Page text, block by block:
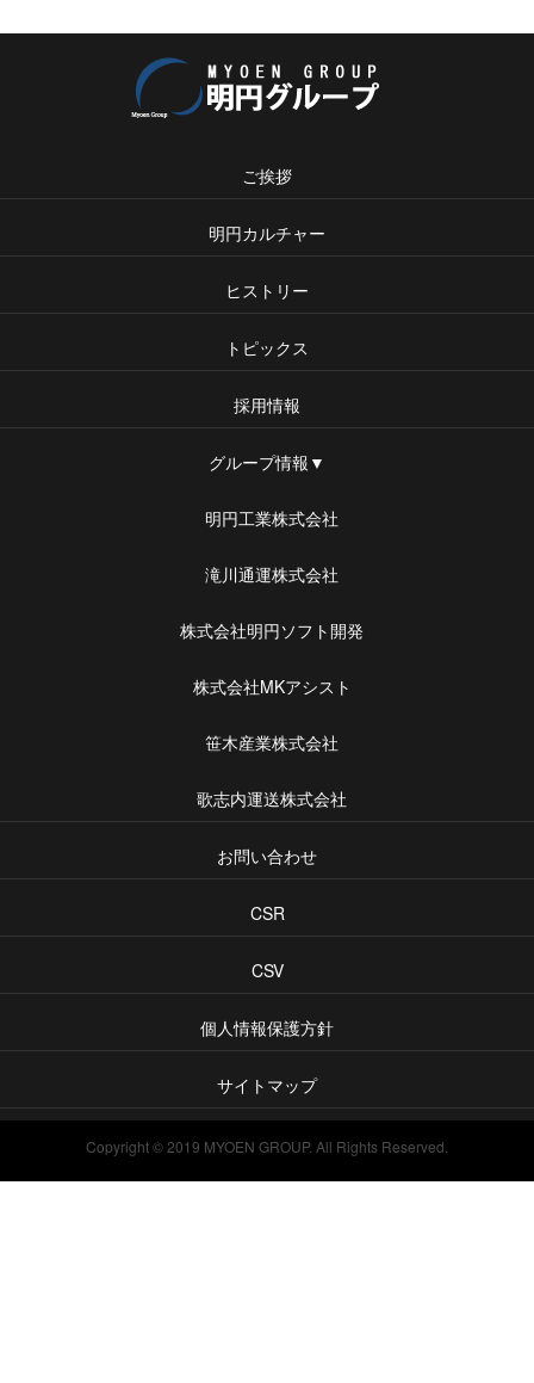
ご挨拶
明円カルチャー
ヒストリー
トピックス
採用情報
グループ情報▼
明円工業株式会社
滝川通運株式会社
株式会社明円ソフト開発
株式会社MKアシスト
笹木産業株式会社
歌志内運送株式会社
お問い合わせ
CSR
CSV
個人情報保護方針
サイトマップ
Copyright © 2019 MYOEN GROUP. All Rights Reserved.